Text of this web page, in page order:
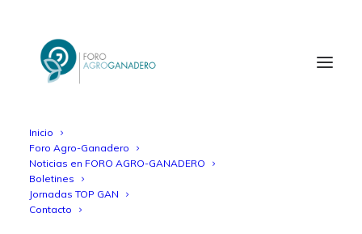
Inicio
Foro Agro-Ganadero
Noticias en FORO AGRO-GANADERO
Boletines
Jornadas TOP GAN
Contacto